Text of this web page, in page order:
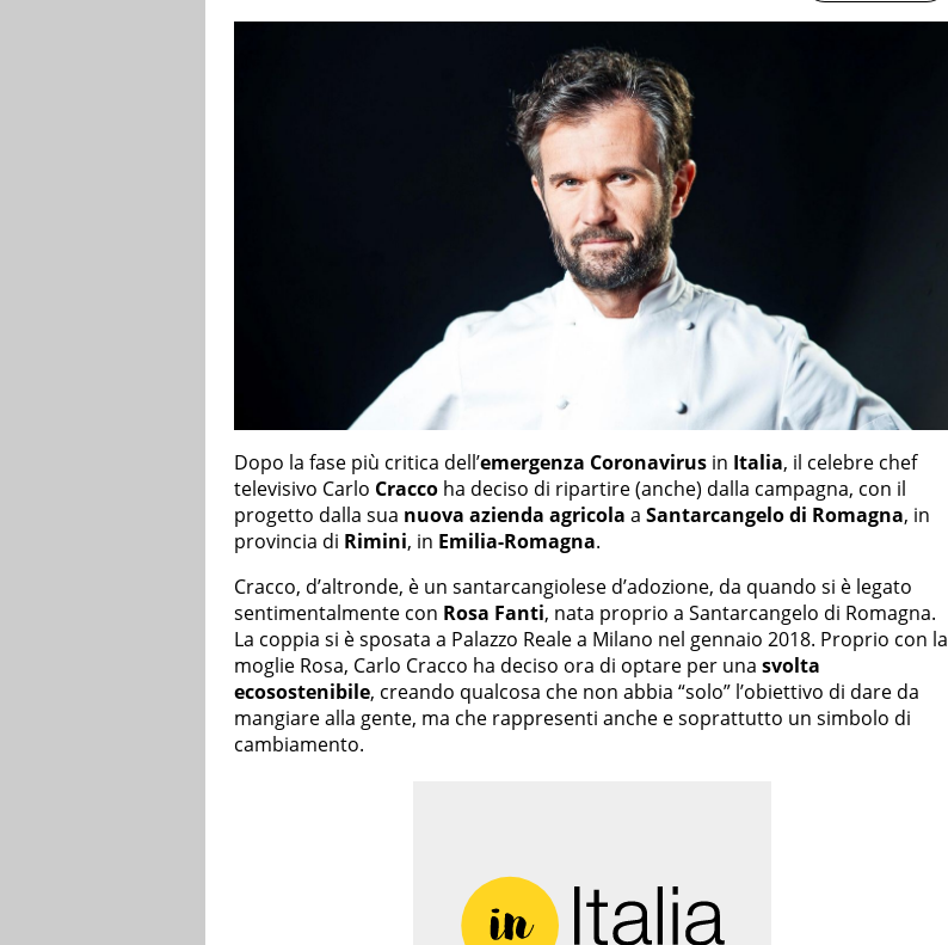
Dopo la fase più critica dell’emergenza Coronavirus in Italia, il celebre chef
televisivo Carlo Cracco ha deciso di ripartire (anche) dalla campagna, con il
progetto dalla sua nuova azienda agricola a Santarcangelo di Romagna, in
provincia di Rimini, in Emilia-Romagna.
Cracco, d’altronde, è un santarcangiolese d’adozione, da quando si è legato
sentimentalmente con Rosa Fanti, nata proprio a Santarcangelo di Romagna.
La coppia si è sposata a Palazzo Reale a Milano nel gennaio 2018. Proprio con la
moglie Rosa, Carlo Cracco ha deciso ora di optare per una svolta
ecosostenibile, creando qualcosa che non abbia “solo” l’obiettivo di dare da
mangiare alla gente, ma che rappresenti anche e soprattutto un simbolo di
cambiamento.